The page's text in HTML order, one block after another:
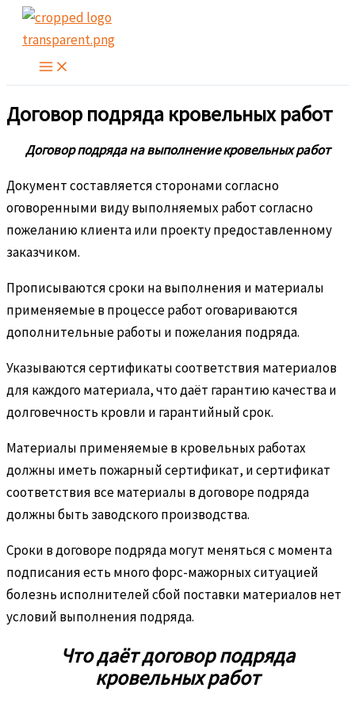
Перейти
содержимому
Договор подряда кровельных работ
Договор подряда на выполнение кровельных работ
Документ составляется сторонами согласно
оговоренными виду выполняемых работ согласно
пожеланию клиента или проекту предоставленному
заказчиком.
Прописываются сроки на выполнения и материалы
применяемые в процессе работ оговариваются
дополнительные работы и пожелания подряда.
Указываются сертификаты соответствия материалов
для каждого материала, что даёт гарантию качества и
долговечность кровли и гарантийный срок.
Материалы применяемые в кровельных работах
должны иметь пожарный сертификат, и сертификат
соответствия все материалы в договоре подряда
должны быть заводского производства.
Сроки в договоре подряда могут меняться с момента
подписания есть много форс-мажорных ситуацией
болезнь исполнителей сбой поставки материалов нет
условий выполнения подряда.
Что даёт договор подряда
кровельных работ